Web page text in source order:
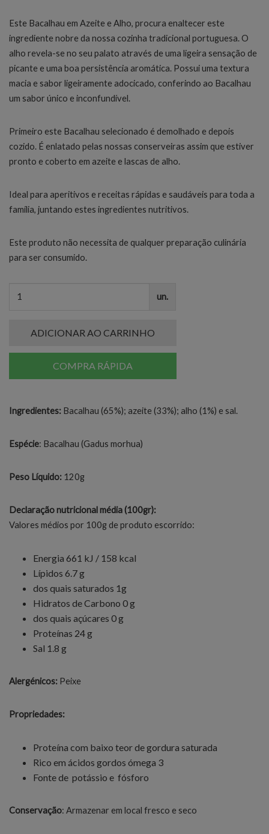
Este Bacalhau em Azeite e Alho, procura enaltecer este
ingrediente nobre da nossa cozinha tradicional portuguesa. O
alho revela-se no seu palato através de uma ligeira sensação de
picante e uma boa persistência aromática. Possui uma textura
macia e sabor ligeiramente adocicado, conferindo ao Bacalhau
um sabor único e inconfundível.
Primeiro este Bacalhau selecionado é demolhado e depois
cozido. É enlatado pelas nossas conserveiras assim que estiver
pronto e coberto em azeite e lascas de alho.
Ideal para aperitivos e receitas rápidas e saudáveis para toda a
família, juntando estes ingredientes nutritivos.
Este produto não necessita de qualquer preparação culinária
para ser consumido.
un.
ADICIONAR AO CARRINHO
COMPRA RÁPIDA
Ingredientes: Bacalhau (65%); azeite (33%); alho (1%) e sal.
Espécie: Bacalhau (Gadus morhua)
Peso Líquido: 120g
Declaração nutricional média (100gr):
Valores médios por 100g de produto escorrido:
Energia 661 kJ / 158 kcal
Lípidos 6.7 g
dos quais saturados 1g
Hidratos de Carbono 0 g
dos quais açúcares 0 g
Proteínas 24 g
Sal 1.8 g
Alergénicos: Peixe
Propriedades:
Proteína com baixo teor de gordura saturada
Rico em ácidos gordos ómega 3
Fonte de potássio e fósforo
Conservação: Armazenar em local fresco e seco